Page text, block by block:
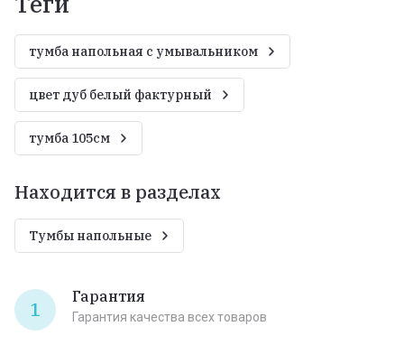
тумба напольная с умывальником
цвет дуб белый фактурный
тумба 105см
Находится в разделах
Тумбы напольные
1
Гарантия
Гарантия качества всех товаров